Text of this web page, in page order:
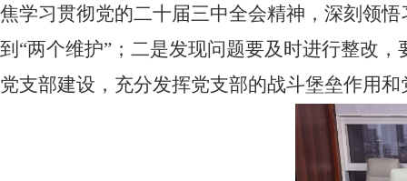
焦学习贯彻党的二十届三中全会精神，深刻领
到“两个维护”；二是发现问题要及时进行整改
党支部建设，充分发挥党支部的战斗堡垒作用